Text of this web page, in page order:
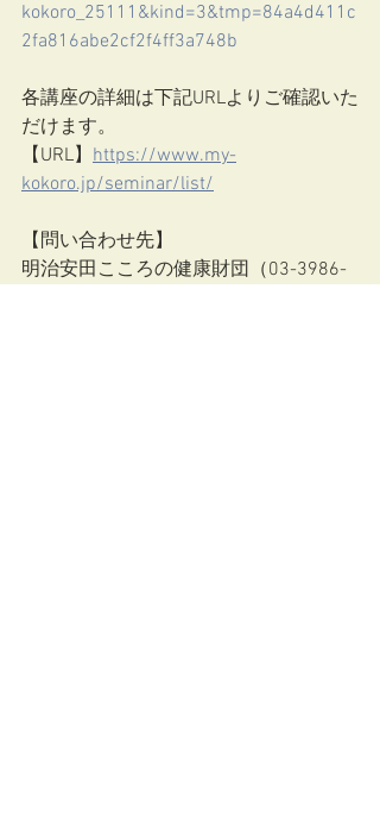
kokoro_25111&kind=3&tmp=84a4d411c
2fa816abe2cf2f4ff3a748b
各講座の詳細は下記URLよりご確認いた
だけます。
【URL】 https://www.my-
kokoro.jp/seminar/list/
【問い合わせ先】
明治安田こころの健康財団（03-3986-